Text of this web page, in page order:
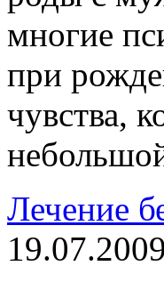
многие
при
чувства,
Лечение
19.07.2009